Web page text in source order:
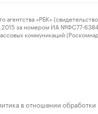
«РБК» (свидетельство
за номером ИА №ФС77-
коммуникаций
в отношении